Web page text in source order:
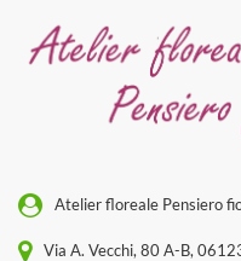
Atelier floreale Pensiero
Via A. Vecchi, 80 A-B,